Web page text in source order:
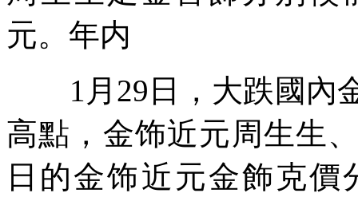
元。年内
1月29日，大跌國內
高點，金饰近元周生生
日的金饰近元金飾克價